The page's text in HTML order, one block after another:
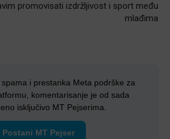
promovisati izdržljivost i sport među
mlađima
i prestanka Meta podrške za
komentarisanje je od sada
isključivo MT Pejserima.
Postani MT Pejser